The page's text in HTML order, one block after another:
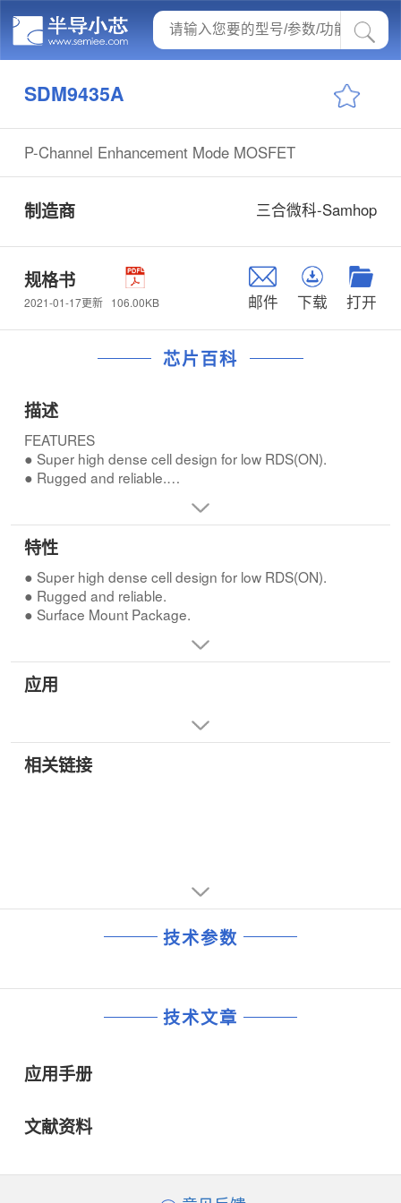
SDM9435A
P-Channel Enhancement Mode MOSFET
制造商 三合微科-Samhop
规格书
2021-01-17更新 106.00KB 邮件 下载 打开
芯片百科
描述
FEATURES
● Super high dense cell design for low RDS(ON).
● Rugged and reliable.
特性
● Super high dense cell design for low RDS(ON).
● Rugged and reliable.
● Surface Mount Package.
应用
相关链接
技术参数
技术文章
应用手册
文献资料